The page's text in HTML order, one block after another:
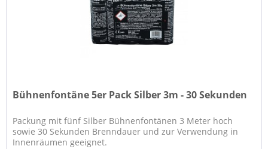
Bühnenfontäne 5er Pack Silber 3m - 30 Sekunden
Packung mit fünf Silber Bühnenfontänen 3 Meter hoch
sowie 30 Sekunden Brenndauer und zur Verwendung in
Innenräumen geeignet.